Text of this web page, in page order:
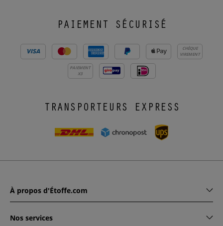
PAIEMENT SÉCURISÉ
CHÈQUE
VIREMENT
PAIEMENT
X3
TRANSPORTEURS EXPRESS
À propos d'Étoffe.com
Nos services